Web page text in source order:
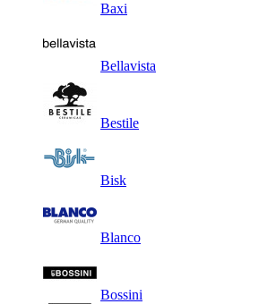
Baxi
Bellavista
Bestile
Bisk
Blanco
Bossini